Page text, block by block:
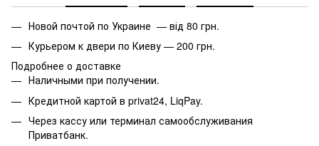
Новой почтой по Украине — від 80 грн.
Курьером к двери по Киеву — 200 грн.
Подробнее о доставке
Наличными при получении.
Кредитной картой в privat24, LiqPay.
Через кассу или терминал самообслуживания
Приватбанк.